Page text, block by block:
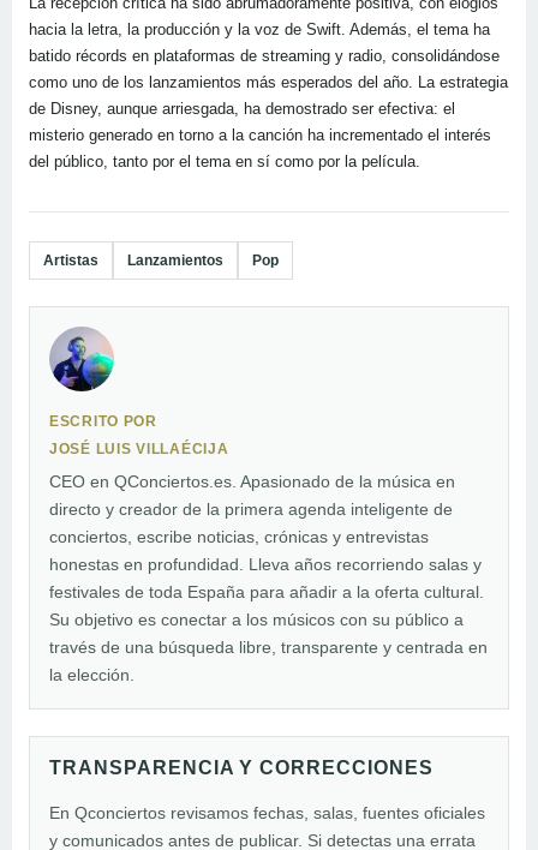
hacia la letra, la producción y la voz de Swift. Además, el tema ha
batido récords en plataformas de streaming y radio, consolidándose
como uno de los lanzamientos más esperados del año. La estrategia
de Disney, aunque arriesgada, ha demostrado ser efectiva: el
misterio generado en torno a la canción ha incrementado el interés
del público, tanto por el tema en sí como por la película.
Artistas Lanzamientos Pop
ESCRITO POR
JOSÉ LUIS VILLAÉCIJA
CEO en QConciertos.es. Apasionado de la música en
directo y creador de la primera agenda inteligente de
conciertos, escribe noticias, crónicas y entrevistas
honestas en profundidad. Lleva años recorriendo salas y
festivales de toda España para añadir a la oferta cultural.
Su objetivo es conectar a los músicos con su público a
través de una búsqueda libre, transparente y centrada en
la elección.
TRANSPARENCIA Y CORRECCIONES
En Qconciertos revisamos fechas, salas, fuentes oficiales
y comunicados antes de publicar. Si detectas una errata